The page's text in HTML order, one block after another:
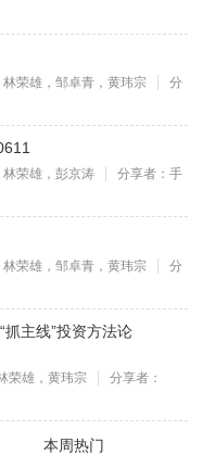
林荣雄，邹卓青，黄玮宗
分
林荣雄，彭京涛
分享者：手
林荣雄，邹卓青，黄玮宗
分
主线”投资方法论
荣雄，黄玮宗
分享者：
本周热门